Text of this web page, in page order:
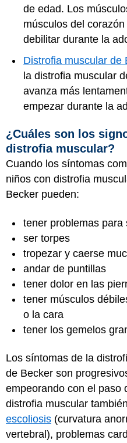
de edad. Los
músculos del
debilitar durante la
Distrofia muscular de
la distrofia muscular
avanza más
empezar durante la
¿Cuáles son los
distrofia muscular?
Cuando los síntomas
niños con distrofia
Becker pueden:
tener problemas para
ser torpes
tropezar y caerse
andar de puntillas
tener dolor en las
tener músculos
o la cara
tener los gemelos
Los síntomas de la
de Becker son
empeorando con el paso
distrofia muscular
escoliosis (curvatura
vertebral), problemas